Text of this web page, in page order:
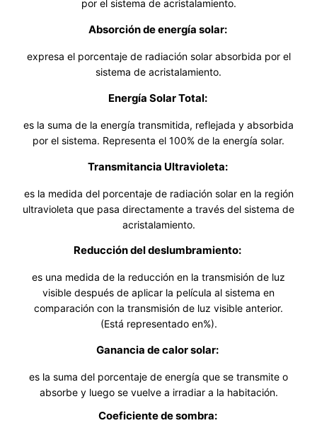
por el sistema de acristalamiento.
Absorción de energía solar:
expresa el porcentaje de radiación solar absorbida por el
sistema de acristalamiento.
Energía Solar Total:
es la suma de la energía transmitida, reflejada y absorbida
por el sistema. Representa el 100% de la energía solar.
Transmitancia Ultravioleta:
es la medida del porcentaje de radiación solar en la región
ultravioleta que pasa directamente a través del sistema de
acristalamiento.
Reducción del deslumbramiento:
es una medida de la reducción en la transmisión de luz
visible después de aplicar la película al sistema en
comparación con la transmisión de luz visible anterior.
(Está representado en%).
Ganancia de calor solar:
es la suma del porcentaje de energía que se transmite o
absorbe y luego se vuelve a irradiar a la habitación.
Coeficiente de sombra: